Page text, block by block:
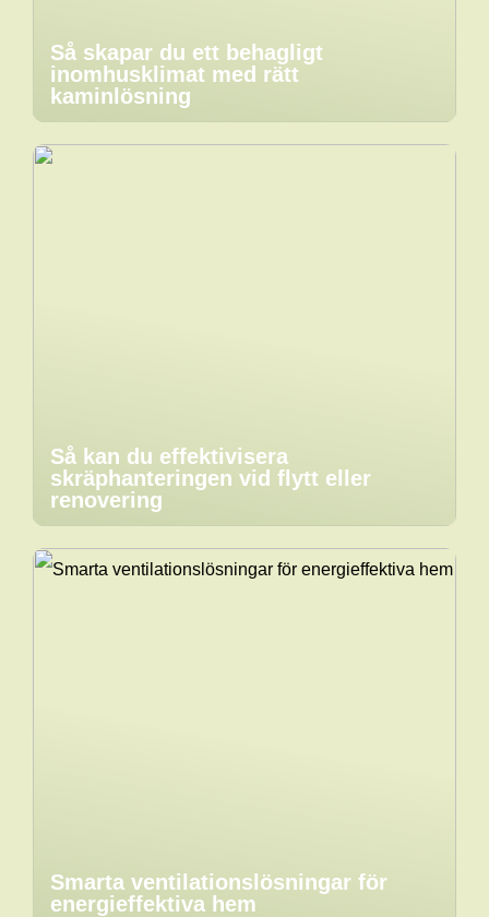
Så skapar du ett behagligt
inomhusklimat med rätt
kaminlösning
Så kan du effektivisera
skräphanteringen vid flytt eller
renovering
Smarta ventilationslösningar för
energieffektiva hem